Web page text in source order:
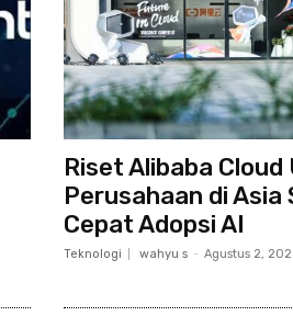
Riset Alibaba Cloud
Perusahaan di Asia
Cepat Adopsi AI
Teknologi wahyu s - Agustus 2,